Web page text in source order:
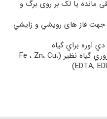
مانده یا لک بر روی برگ و
جهت فاز های رويشي و زايشي
اوره براي گياه
• حاوي تمامي ميكروالمنتهاي ضروري گیاه نظیر (Fe ، Zn، Cu،